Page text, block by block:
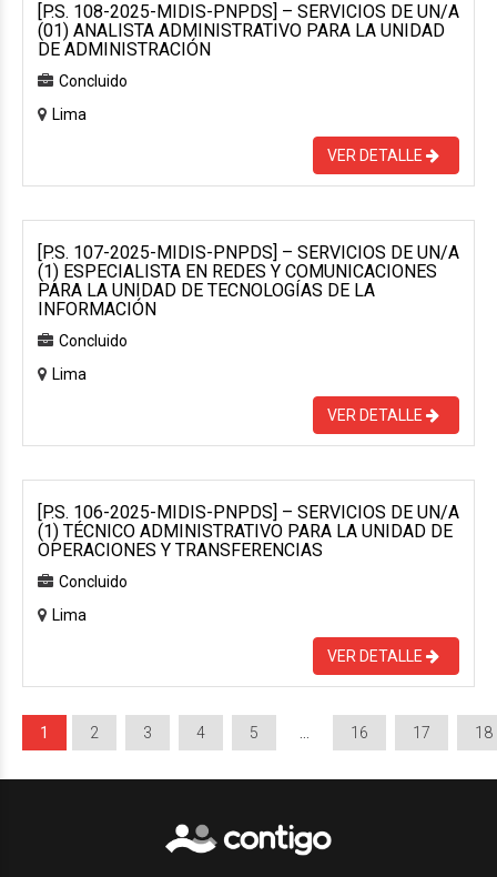
[P.S. 108-2025-MIDIS-PNPDS] – SERVICIOS DE UN/A
(01) ANALISTA ADMINISTRATIVO PARA LA UNIDAD
DE ADMINISTRACIÓN
Concluido
Lima
VER DETALLE
[P.S. 107-2025-MIDIS-PNPDS] – SERVICIOS DE UN/A
(1) ESPECIALISTA EN REDES Y COMUNICACIONES
PARA LA UNIDAD DE TECNOLOGÍAS DE LA
INFORMACIÓN
Concluido
Lima
VER DETALLE
[P.S. 106-2025-MIDIS-PNPDS] – SERVICIOS DE UN/A
(1) TÉCNICO ADMINISTRATIVO PARA LA UNIDAD DE
OPERACIONES Y TRANSFERENCIAS
Concluido
Lima
VER DETALLE
1 2 3 4 5 16 17 18